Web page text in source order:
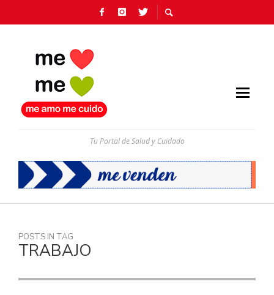
Tu Portal de Salud y Cuidado
POSTS IN TAG
TRABAJO